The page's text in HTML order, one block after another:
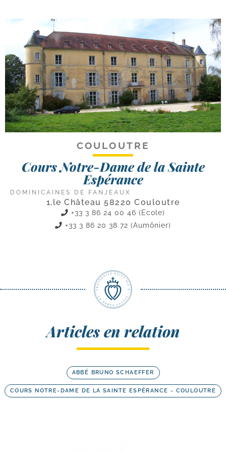
COULOUTRE
Cours Notre-Dame de la Sainte
Espérance
DOMINICAINES DE FANJEAUX
1,le Château 58220 Couloutre
+33 3 86 24 00 46 (Ecole)
+33 3 86 20 38 72 (Aumônier)
Articles en relation
ABBÉ BRUNO SCHAEFFER
COURS NOTRE-DAME DE LA SAINTE ESPÉRANCE - COULOUTRE